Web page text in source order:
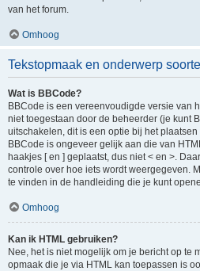
van het forum.
Omhoog
Tekstopmaak en onderwerp
Wat is BBCode?
BBCode is een vereenvoudigde versie van
niet toegestaan door de beheerder (je kunt
uitschakelen, dit is een optie bij het
BBCode is ongeveer gelijk aan die van
haakjes [ en ] geplaatst, dus niet < en >.
controle over hoe iets wordt weergegeven.
te vinden in de handleiding die je kunt
Omhoog
Kan ik HTML gebruiken?
Nee, het is niet mogelijk om je bericht op te
opmaak die je via HTML kan toepassen is